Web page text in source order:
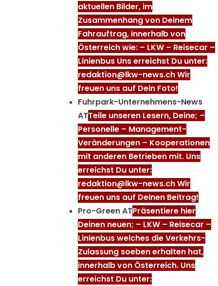
aktuellen Bilder, im
Zusammenhang von Deinem
Fahrauftrag, innerhalb von
Österreich wie: – LKW – Reisecar –
Linienbus Uns erreichst Du unter:
redaktion@lkw-news.ch Wir
freuen uns auf Dein Foto!
Fuhrpark-Unternehmens-News
ATTeile unseren Lesern, Deine; –
Personelle – Management-
Veränderungen – Kooperationen
mit anderen Betrieben mit. Uns
erreichst Du unter:
redaktion@lkw-news.ch Wir
freuen uns auf Deinen Beitrag!
Pro-Green ATPräsentiere hier
Deinen neuen; – LKW – Reisecar –
Linienbus welches die Verkehrs-
Zulassung soeben erhalten hat,
innerhalb von Österreich. Uns
erreichst Du unter: